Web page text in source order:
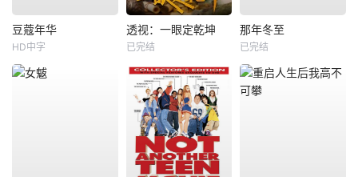
豆蔻年华
HD中字
透视：一眼定乾坤
已完结
那年冬至
已完结